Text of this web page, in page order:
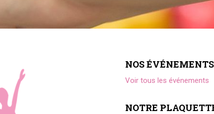
NOS ÉVÉNEMENTS
Voir tous les événements
NOTRE